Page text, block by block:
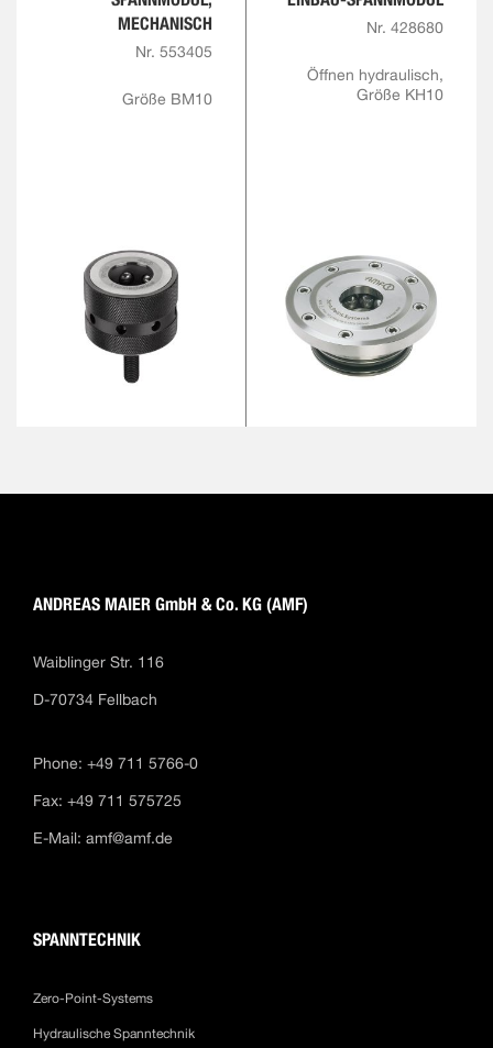
MECHANISCH
Nr. 553405
Größe BM10
Nr. 428680
Öffnen hydraulisch,
Größe KH10
ANDREAS MAIER GmbH & Co. KG (AMF)
Waiblinger Str. 116
D-70734 Fellbach
Phone: +49 711 5766-0
Fax: +49 711 575725
E-Mail: amf@amf.de
SPANNTECHNIK
Zero-Point-Systems
Hydraulische Spanntechnik